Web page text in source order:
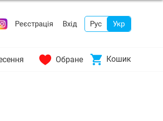
Реєстрація Вхід Рус Укр
Обране Кошик